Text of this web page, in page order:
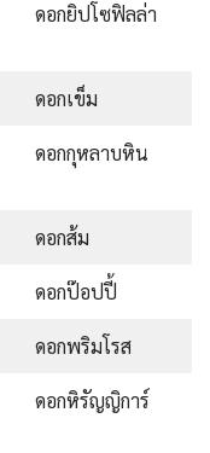
ดอกยิปโซฟิลล่า
ดอกเข็ม
ดอกกุหลาบหิน
ดอกส้ม
ดอกป๊อปปี้
ดอกพริมโรส
ดอกหิรัญญิการ์